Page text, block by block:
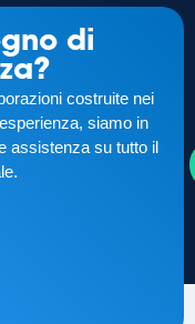
di
costruite nei
siamo in
assistenza su tutto il